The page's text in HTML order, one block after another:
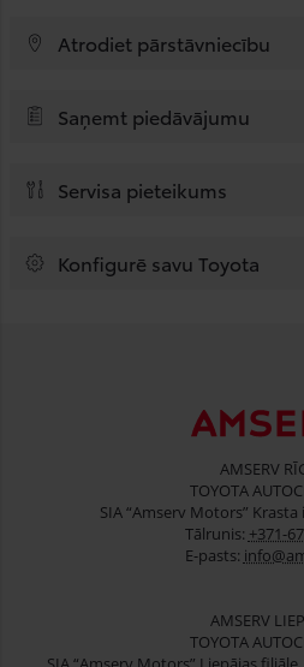
Atrodiet pārstāvniecību
Saņemt piedāvājumu
Servisa pieteikums
Konfigurē savu Toyota
AMSERV
TOYOTA
SIA “Amserv Motors” Krasta
Tālrunis: +371-
E-pasts:
AMSERV
TOYOTA